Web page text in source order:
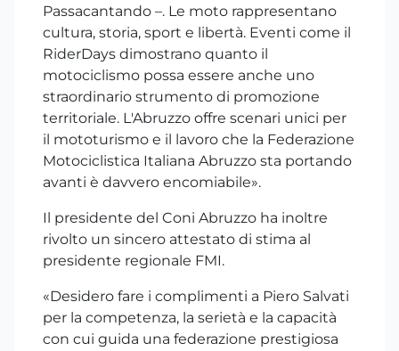
Passacantando –. Le moto rappresentano
cultura, storia, sport e libertà. Eventi come il
RiderDays dimostrano quanto il
motociclismo possa essere anche uno
straordinario strumento di promozione
territoriale. L'Abruzzo offre scenari unici per
il mototurismo e il lavoro che la Federazione
Motociclistica Italiana Abruzzo sta portando
avanti è davvero encomiabile».
Il presidente del Coni Abruzzo ha inoltre
rivolto un sincero attestato di stima al
presidente regionale FMI.
«Desidero fare i complimenti a Piero Salvati
per la competenza, la serietà e la capacità
con cui guida una federazione prestigiosa